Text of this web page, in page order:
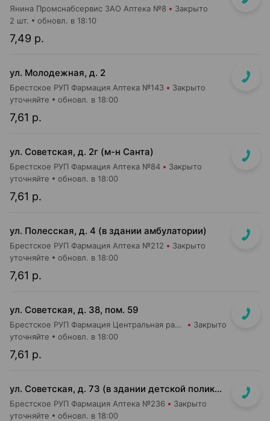
Янина Промснабсервис ЗАО Аптека №8 Закрыто
7,49 р.
2 шт. обновл. в 18:10
ул. Молодежная, д. 2
Брестское РУП Фармация Аптека №143 Закрыто
7,61 р.
уточняйте обновл. в 18:00
ул. Советская, д. 2г (м-н Санта)
Брестское РУП Фармация Аптека №84 Закрыто
7,61 р.
уточняйте обновл. в 18:00
ул. Полесская, д. 4 (в здании амбулатории)
Брестское РУП Фармация Аптека №212 Закрыто
7,61 р.
уточняйте обновл. в 18:00
ул. Советская, д. 38, пом. 59
Брестское РУП Фармация Центральная районная аптека №74 Закрыто
7,61 р.
уточняйте обновл. в 18:00
ул. Советская, д. 73 (в здании детской поликлиники)
Брестское РУП Фармация Аптека №236 Закрыто
уточняйте обновл. в 18:00